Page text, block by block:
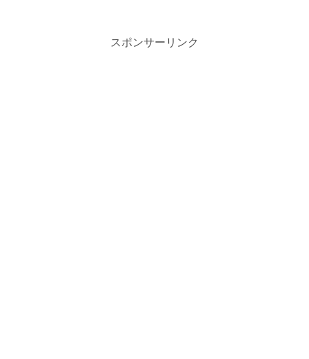
スポンサーリンク